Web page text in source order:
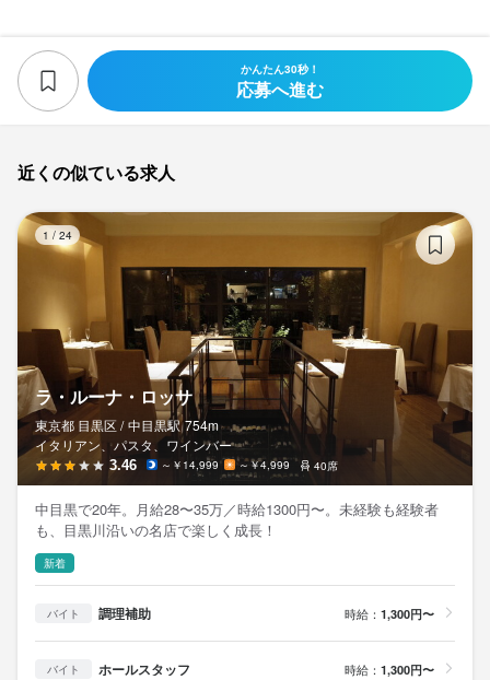
かんたん30秒！
応募へ進む
近くの似ている求人
1 /24
ラ・ルーナ・ロッサ
東京都 目黒区 / 中目黒駅 754m
イタリアン、パスタ、ワインバー
3.46 ～￥14,999 ～￥4,999 40席
中目黒で20年。月給28〜35万／時給1300円〜。未経験も経験者
も、目黒川沿いの名店で楽しく成長！
新着
バイト 調理補助 時給： 1,300円〜
バイト ホールスタッフ 時給： 1,300円〜
連絡先
0804-131-3573
法人名・事業者名
最終更新日2025/11/18